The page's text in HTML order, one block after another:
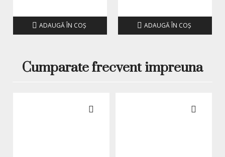
ADAUGĂ ÎN COŞ ADAUGĂ ÎN COŞ
Cumparate frecvent impreuna